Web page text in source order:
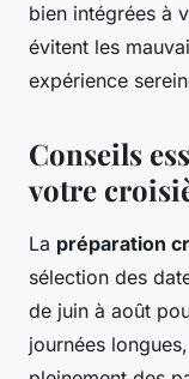
bien intégrées à
évitent les
expérience
Conseils
votre
La préparation
sélection des
de juin à août
journées